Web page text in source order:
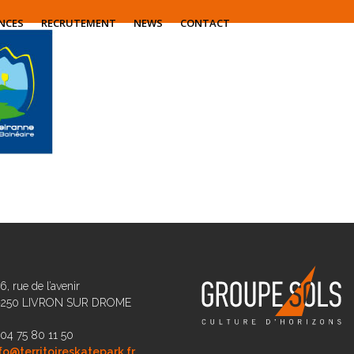
RECRUTEMENT NEWS CONTACT
rue de l’avenir
LIVRON SUR DROME
75 80 11 50